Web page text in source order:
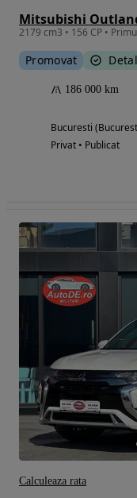
Mitsubishi
2179 cm3 • 156 CP •
Promovat
186 000 km
Bucuresti
Privat • Publicat
Calculeaza rata